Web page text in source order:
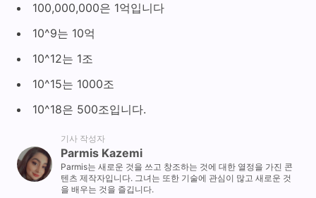
100,000,000은 1억입니다
10^9는 10억
10^12는 1조
10^15는 1000조
10^18은 500조입니다.
기사 작성자
Parmis Kazemi
Parmis는 새로운 것을 쓰고 창조하는 것에 대한 열정을 가진 콘
텐츠 제작자입니다. 그녀는 또한 기술에 관심이 많고 새로운 것
을 배우는 것을 즐깁니다.